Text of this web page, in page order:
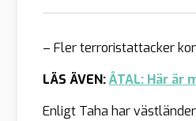
– Fler terroristattacker
LÄS ÄVEN:ÅTAL: Här är
Enligt Taha har